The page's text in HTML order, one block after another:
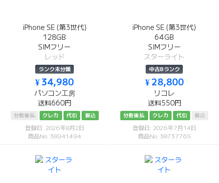
iPhone SE (第3世代)
128GB
SIMフリー
レッド
ランク未分類
¥ 34,980
パソコン工房
送料660円
分割後払 クレカ 代引 振込
登録日: 2026年8月2日
商品No: 38941494
iPhone SE (第3世代)
64GB
SIMフリー
スターライト
中古Bランク
¥ 28,800
リコレ
送料550円
分割後払 クレカ 代引 振込
登録日: 2026年7月14日
商品No: 38737765